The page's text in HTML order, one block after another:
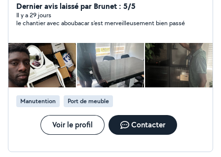
Dernier avis laissé par Brunet : 5/5
Il y a 29 jours
le chantier avec aboubacar s'est merveilleusement bien passé
Manutention Port de meuble
Voir le profil Contacter